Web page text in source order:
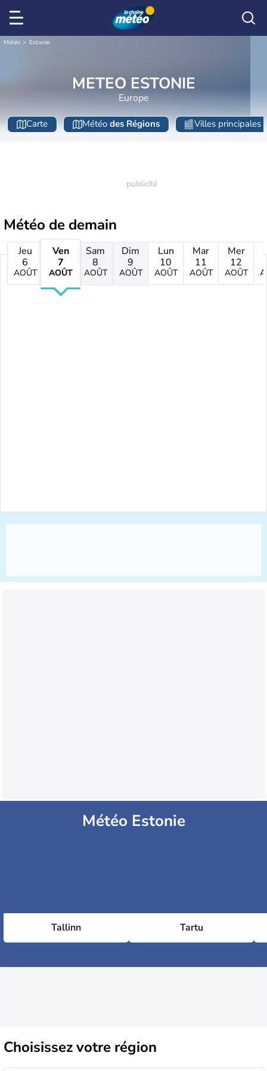
Météo Estonie
METEO ESTONIE
Europe
Carte Météo des Régions Villes principales
Météo de demain
Jeu
6
AOÛT
Ven
7
AOÛT
Sam
8
AOÛT
Dim
9
AOÛT
Lun
10
AOÛT
Mar
11
AOÛT
Mer
12
AOÛT
Météo Estonie
Tallinn Tartu
Choisissezvotre région